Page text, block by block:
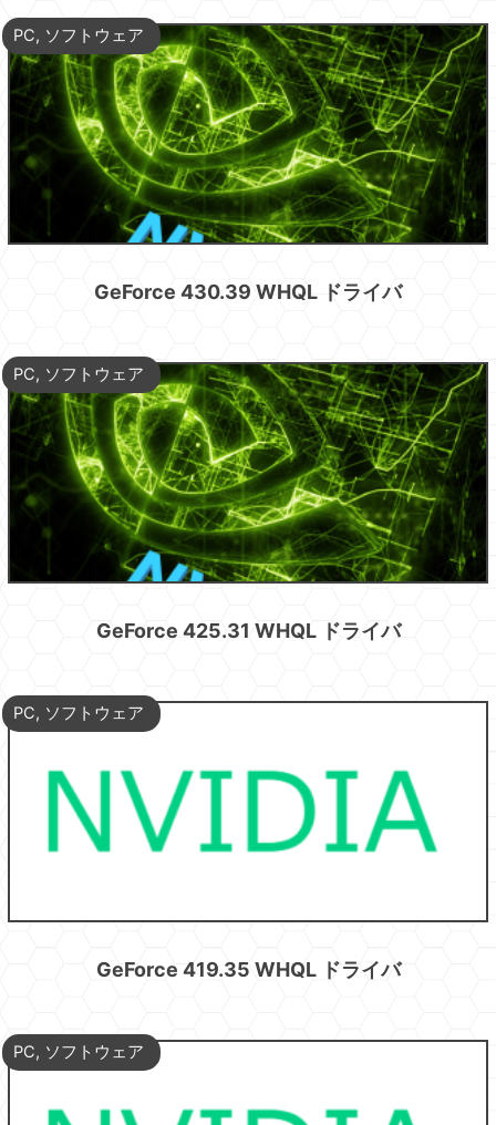
PC, ソフトウェア
GeForce 430.39 WHQL ドライバ
PC, ソフトウェア
GeForce 425.31 WHQL ドライバ
PC, ソフトウェア
GeForce 419.35 WHQL ドライバ
PC, ソフトウェア